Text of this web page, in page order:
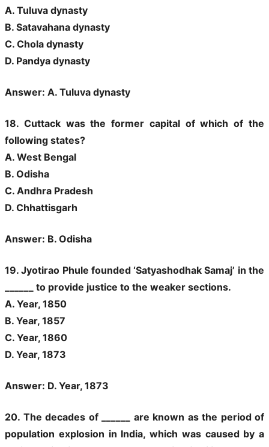
A. Tuluva dynasty
B. Satavahana dynasty
C. Chola dynasty
D. Pandya dynasty
Answer: A. Tuluva dynasty
18. Cuttack was the former capital of which of the
following states?
A. West Bengal
B. Odisha
C. Andhra Pradesh
D. Chhattisgarh
Answer: B. Odisha
19. Jyotirao Phule founded ‘Satyashodhak Samaj’ in the
______ to provide justice to the weaker sections.
A. Year, 1850
B. Year, 1857
C. Year, 1860
D. Year, 1873
Answer: D. Year, 1873
20. The decades of ______ are known as the period of
population explosion in India, which was caused by a